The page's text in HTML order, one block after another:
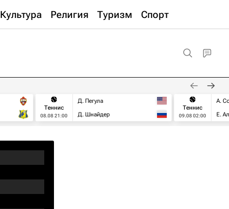
Культура Религия Туризм Спорт
Теннис
08.08 21:00
Д. Пегула
Д. Шнайдер
Теннис
09.08 02:00
А.
Е.